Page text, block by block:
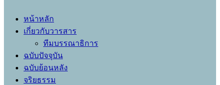
หน้าหลัก
เกี่ยวกับวารสาร
ทีมบรรณาธิการ
ฉบับปัจจุบัน
ฉบับย้อนหลัง
จริยธรรม